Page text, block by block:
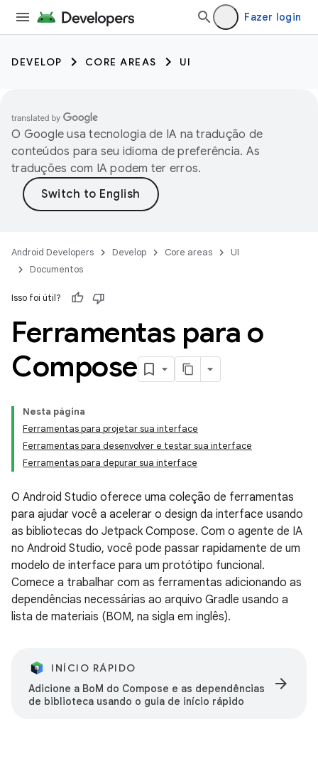
Fazer login
DEVELOP CORE AREAS UI
O Google usa tecnologia de IA na tradução de
conteúdos para seu idioma de preferência. As
traduções com IA podem ter erros.
Android Developers Develop Core areas
UI
Documentos
Isso foi útil?
Ferramentas para o
Compose
Nesta página
Ferramentas para projetar sua interface
Ferramentas para desenvolver e testar sua interface
Ferramentas para depurar sua interface
O Android Studio oferece uma coleção de ferramentas
para ajudar você a acelerar o design da interface usando
as bibliotecas do Jetpack Compose. Com o agente de IA
no Android Studio, você pode passar rapidamente de um
modelo de interface para um protótipo funcional.
Comece a trabalhar com as ferramentas adicionando as
dependências necessárias ao arquivo Gradle usando a
lista de materiais (BOM, na sigla em inglês).
INÍCIO RÁPIDO
Adicione a BoM do Compose e as dependências
de biblioteca usando o guia de início rápido
arrow_forward